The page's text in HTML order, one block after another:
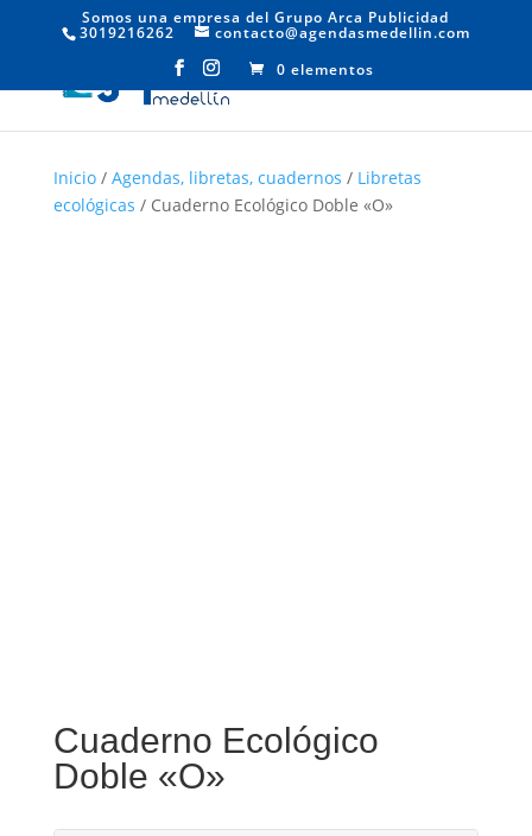
Somos una empresa del Grupo Arca Publicidad
3019216262
contacto@agendasmedellin.com
0 elementos
Inicio/ Agendas, libretas, cuadernos / Libretas
ecológicas / Cuaderno Ecológico Doble «O»
Cuaderno Ecológico
Doble «O»